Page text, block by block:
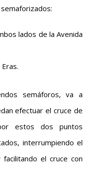
lados de la Avenida
Eras.
semáforos, va a
efectuar el cruce de
estos dos puntos
interrumpiendo el
el cruce con